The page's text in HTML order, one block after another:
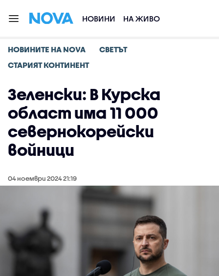
НОВИНИ НА ЖИВО
НОВИНИТЕ НА NOVA
СВЕТЪТ
СТАРИЯТ КОНТИНЕНТ
Зеленски: В Курска
област има 11 000
севернокорейски
войници
04 ноември 2024 21:19